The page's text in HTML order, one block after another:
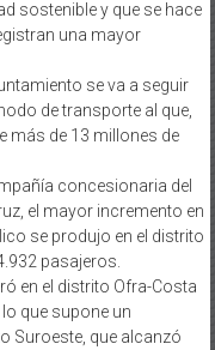
sostenible y que se hace
una mayor
se va a seguir
de transporte al que,
más de 13 millones de
concesionaria del
el mayor incremento en
se produjo en el distrito
pasajeros.
en el distrito Ofra-Costa
que supone un
Suroeste, que alcanzó